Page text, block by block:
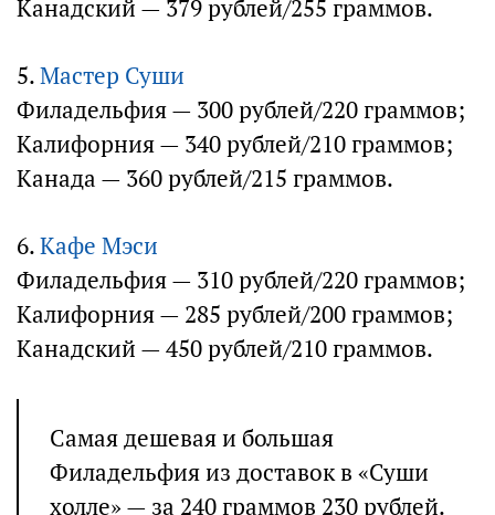
Канадский — 379 рублей/255 граммов.
5.Мастер Суши
Филадельфия — 300 рублей/220 граммов;
Калифорния — 340 рублей/210 граммов;
Канада — 360 рублей/215 граммов.
6.Кафе Мэси
Филадельфия — 310 рублей/220 граммов;
Калифорния — 285 рублей/200 граммов;
Канадский — 450 рублей/210 граммов.
Самая дешевая и большая
Филадельфия из доставок в «Суши
холле» — за 240 граммов 230 рублей.